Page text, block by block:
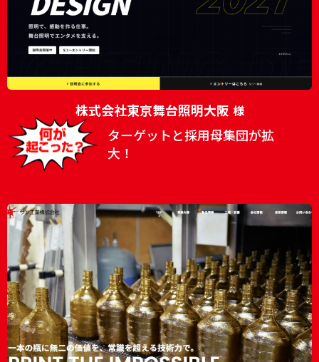
株式会社東京舞台照明大阪 様
ターゲットと採用母集団が拡
大！